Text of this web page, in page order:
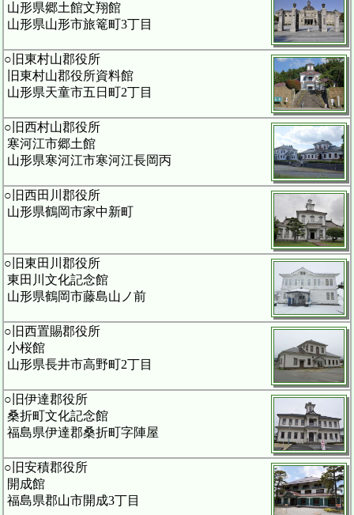
山形県郷土館文翔館
山形県山形市旅篭町3丁目
○旧東村山郡役所
旧東村山郡役所資料館
山形県天童市五日町2丁目
○旧西村山郡役所
寒河江市郷土館
山形県寒河江市寒河江長岡丙
○旧西田川郡役所
山形県鶴岡市家中新町
○旧東田川郡役所
東田川文化記念館
山形県鶴岡市藤島山ノ前
○旧西置賜郡役所
小桜館
山形県長井市高野町2丁目
○旧伊達郡役所
桑折町文化記念館
福島県伊達郡桑折町字陣屋
○旧安積郡役所
開成館
福島県郡山市開成3丁目